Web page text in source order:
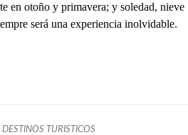
en otoño y primavera; y soledad, nieve
será una experiencia inolvidable.
DESTINOS TURISTICOS